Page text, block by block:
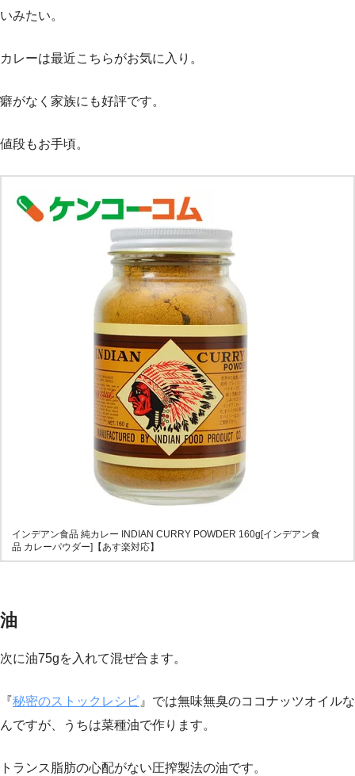
いみたい。
カレーは最近こちらがお気に入り。
癖がなく家族にも好評です。
値段もお手頃。
インデアン食品 純カレー INDIAN CURRY POWDER 160g[インデアン食
品 カレーパウダー]【あす楽対応】
油
次に油75gを入れて混ぜ合ます。
『秘密のストックレシピ 』では無味無臭のココナッツオイルな
んですが、うちは菜種油で作ります。
トランス脂肪の心配がない圧搾製法の油です。